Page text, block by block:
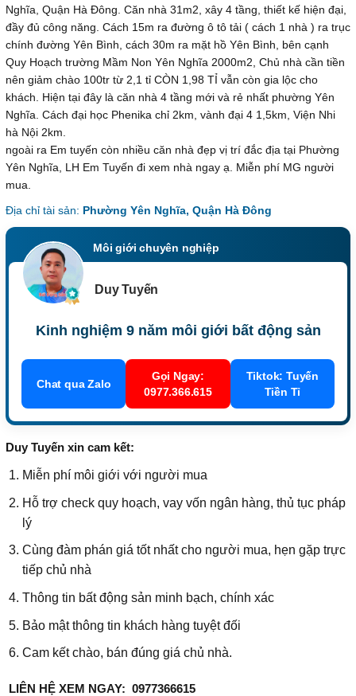
Nghĩa, Quận Hà Đông. Căn nhà 31m2, xây 4 tầng, thiết kế hiện đại,
đầy đủ công năng. Cách 15m ra đường ô tô tải ( cách 1 nhà ) ra trục
chính đường Yên Bình, cách 30m ra mặt hồ Yên Bình, bên cạnh
Quy Hoạch trường Mầm Non Yên Nghĩa 2000m2, Chủ nhà cần tiền
nên giảm chào 100tr từ 2,1 tỉ CÒN 1,98 TỈ vẫn còn gia lộc cho
khách. Hiện tại đây là căn nhà 4 tầng mới và rẻ nhất phường Yên
Nghĩa. Cách đại học Phenika chỉ 2km, vành đại 4 1,5km, Viện Nhi
hà Nội 2km.
ngoài ra Em tuyến còn nhiều căn nhà đẹp vị trí đắc địa tại Phường
Yên Nghĩa, LH Em Tuyến đi xem nhà ngay ạ. Miễn phí MG người
mua.
Địa chỉ tài sản: Phường Yên Nghĩa, Quận Hà Đông
Môi giới chuyên nghiệp
Duy Tuyến
Kinh nghiệm 9 năm môi giới bất động sản
Chat qua Zalo
Gọi Ngay:
0977.366.615
Tiktok: Tuyến
Tiền Tỉ
Duy Tuyến xin cam kết:
Miễn phí môi giới với người mua
Hỗ trợ check quy hoạch, vay vốn ngân hàng, thủ tục pháp
lý
Cùng đàm phán giá tốt nhất cho người mua, hẹn gặp trực
tiếp chủ nhà
Thông tin bất động sản minh bạch, chính xác
Bảo mật thông tin khách hàng tuyệt đối
Cam kết chào, bán đúng giá chủ nhà.
LIÊN HỆ XEM NGAY: 0977366615